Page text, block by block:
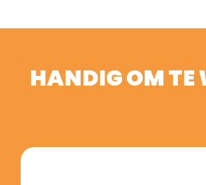
HANDIG OM TE